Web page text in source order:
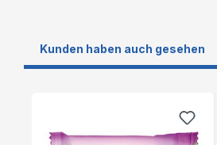
Kunden haben auch gesehen